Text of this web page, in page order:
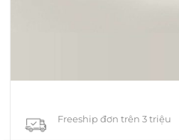
Freeship đơn trên 3 triệu